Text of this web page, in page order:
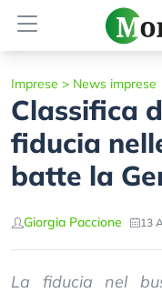
Imprese > News imprese
Classifica
fiducia
batte la
Giorgia Paccione 13
La fiducia nel